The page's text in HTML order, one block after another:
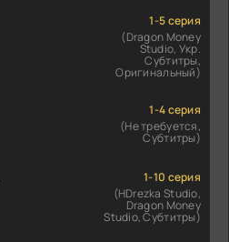
1-5 серия
(Dragon Money
Studio, Укр.
Субтитры,
Оригинальный)
1-4 серия
(Не требуется,
Субтитры)
1-10 серия
(HDrezka Studio,
Dragon Money
Studio, Субтитры)